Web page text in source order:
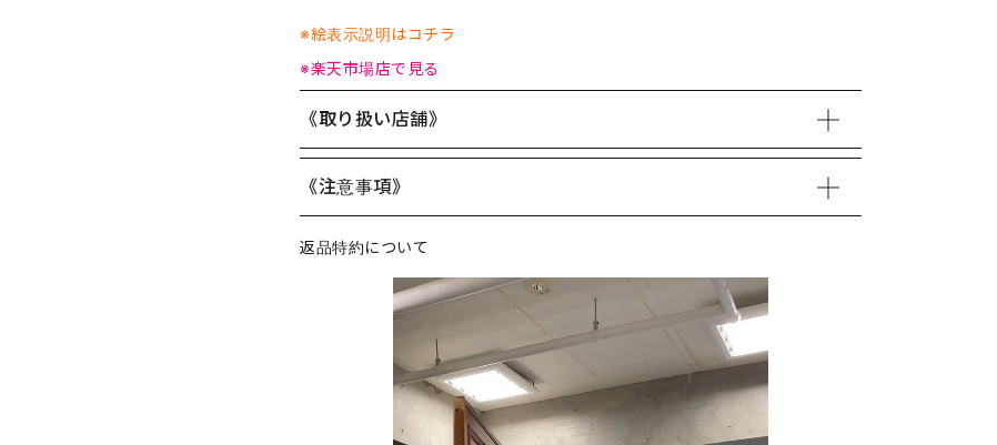
※絵表示説明はコチラ
※楽天市場店で見る
《取り扱い店舗》
《注意事項》
返品特約について